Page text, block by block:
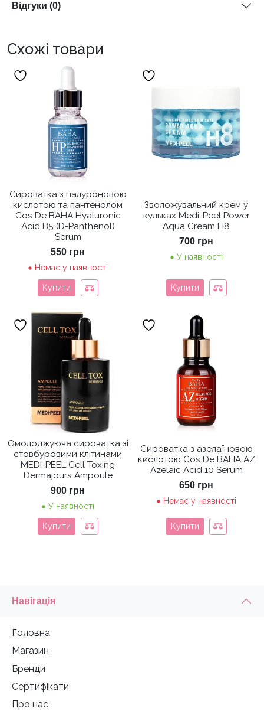
Відгуки (0)
Схожі товари
Сироватка з гіалуроновою
кислотою та пантенолом
Cos De BAHA Hyaluronic
Acid B5 (D-Panthenol)
Serum
550 грн
Немає у наявності
Купити
Зволожувальний крем у
кульках Medi-Peel Power
Aqua Cream H8
700 грн
У наявності
Купити
Омолоджуюча сироватка зі
стовбуровими клітинами
MEDI-PEEL Cell Toxing
Dermajours Ampoule
900 грн
У наявності
Купити
Сироватка з азелаїновою
кислотою Cos De BAHA AZ
Azelaic Acid 10 Serum
650 грн
Немає у наявності
Купити
Навігація
Головна
Магазин
Бренди
Сертифікати
Про нас